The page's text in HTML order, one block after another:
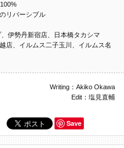
リバーシブル
伊勢丹新宿店、日本橋タカシマ
店、イルムス二子玉川、イルムス名
Writing：Akiko Okawa
Edit：塩見直輔
Save